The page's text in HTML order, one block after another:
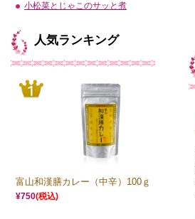
小松菜とじゃこのサッと煮
人気ランキング
富山和漢膳カレー（中辛）100ｇ
¥750(税込)